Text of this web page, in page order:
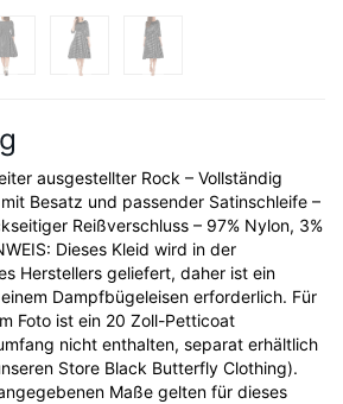
ausgestellter Rock – Vollständig
Besatz und passender Satinschleife –
Reißverschluss – 97% Nylon, 3%
Dieses Kleid wird in der
Herstellers geliefert, daher ist ein
Dampfbügeleisen erforderlich. Für
Foto ist ein 20 Zoll-Petticoat
nicht enthalten, separat erhältlich
Store Black Butterfly Clothing).
Maße gelten für dieses